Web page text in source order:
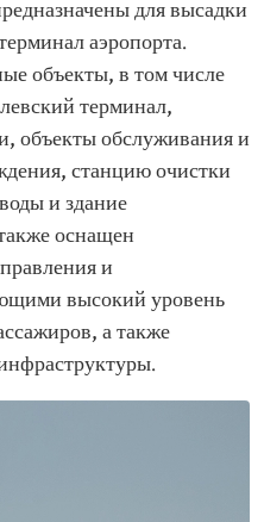
для высадки
аэропорта.
объекты, в том числе
терминал,
объекты обслуживания и
станцию очистки
и здание
оснащен
и
высокий уровень
а также